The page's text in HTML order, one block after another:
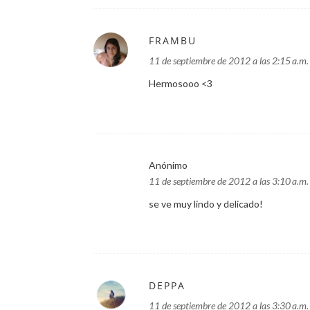
FRAMBU
11 de septiembre de 2012 a las 2:15 a.m.
Hermosooo <3
Anónimo
11 de septiembre de 2012 a las 3:10 a.m.
se ve muy lindo y delicado!
DEPPA
11 de septiembre de 2012 a las 3:30 a.m.